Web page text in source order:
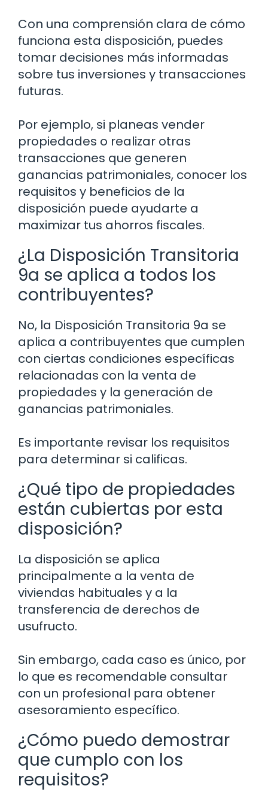
Con una comprensión clara de cómo
funciona esta disposición, puedes
tomar decisiones más informadas
sobre tus inversiones y transacciones
futuras.
Por ejemplo, si planeas vender
propiedades o realizar otras
transacciones que generen
ganancias patrimoniales, conocer los
requisitos y beneficios de la
disposición puede ayudarte a
maximizar tus ahorros fiscales.
¿La Disposición Transitoria
9a se aplica a todos los
contribuyentes?
No, la Disposición Transitoria 9a se
aplica a contribuyentes que cumplen
con ciertas condiciones específicas
relacionadas con la venta de
propiedades y la generación de
ganancias patrimoniales.
Es importante revisar los requisitos
para determinar si calificas.
¿Qué tipo de propiedades
están cubiertas por esta
disposición?
La disposición se aplica
principalmente a la venta de
viviendas habituales y a la
transferencia de derechos de
usufructo.
Sin embargo, cada caso es único, por
lo que es recomendable consultar
con un profesional para obtener
asesoramiento específico.
¿Cómo puedo demostrar
que cumplo con los
requisitos?